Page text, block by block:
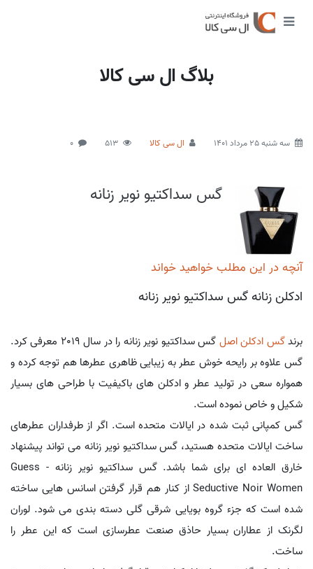
بلاگ ال سی کالا
سه شنبه 25 مرداد 1401 ال سی کالا 513
0
گس سداکتیو نویر زنانه
آنچه در این مطلب خواهید خواند
ادکلن زنانه گس سداکتیو نویر زنانه
برندگس ادکلن اصل
گس سداکتیو نویر زنانه را در سال 2019 معرفی کرد.
گس علاوه بر رایحه خوش عطر به زیبایی ظاهری عطرها هم توجه کرده و
همواره سعی در تولید عطر و ادکلن های باکیفیت با طراحی های بسیار
شکیل و خاص نموده است.
گس کمپانی ثبت شده در ایالات متحده است. اگر از طرفداران عطرهای
ساخت ایالات متحده هستید، گس سداکتیو نویر زنانه می تواند پیشنهاد
خارق العاده ای برای شما باشد. گس سداکتیو نویر زنانه - Guess
Seductive Noir Women از کنار هم قرار گرفتن اسانس هایی ساخته
شده است که جزء گروه بویایی شرقی گلی دسته بندی می شود. لوران
لگرنک از عطاران بسیار حاذق صنعت عطرسازی است که این عطر را
ساخت.